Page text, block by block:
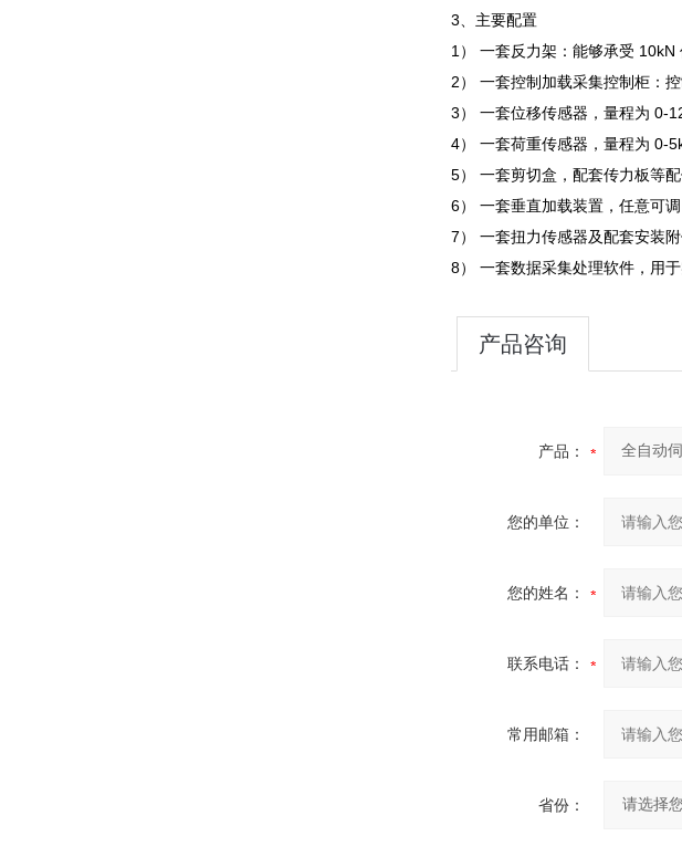
3、主要配置
1） 一套反力架：能够承受 10kN
2） 一套控制加载采集控制柜：
3） 一套位移传感器，量程为 0-
4） 一套荷重传感器，量程为 0-
5） 一套剪切盒，配套传力板等配
6） 一套垂直加载装置，任意可调
7） 一套扭力传感器及配套安装附
8） 一套数据采集处理软件，用
产品咨询
产品：
您的单位：
您的姓名：
联系电话：
常用邮箱：
省份：